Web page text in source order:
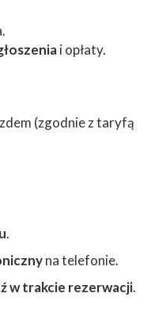
i opłaty.
(zgodnie z taryfą
.
na telefonie.
w trakcie rezerwacji.